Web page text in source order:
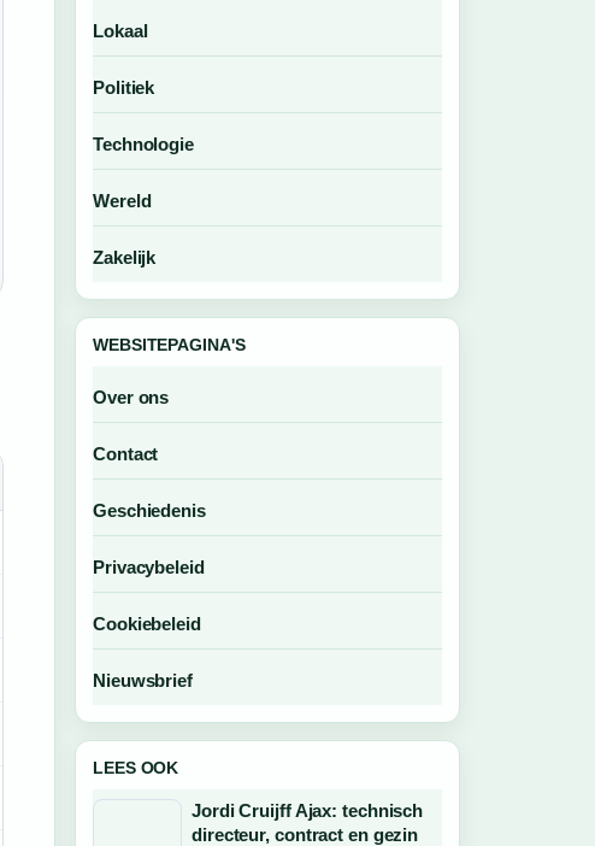
Lokaal
Politiek
Technologie
Wereld
Zakelijk
WEBSITEPAGINA'S
Over ons
Contact
Geschiedenis
Privacybeleid
Cookiebeleid
Nieuwsbrief
LEES OOK
Jordi Cruijff Ajax: technisch
directeur, contract en gezin